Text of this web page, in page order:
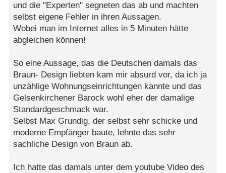
und die "Experten" segneten das ab und machten
selbst eigene Fehler in ihren Aussagen.
Wobei man im Internet alles in 5 Minuten hätte
abgleichen können!
So eine Aussage, das die Deutschen damals das
Braun- Design liebten kam mir absurd vor, da ich ja
unzählige Wohnungseinrichtungen kannte und das
Gelsenkirchener Barock wohl eher der damalige
Standardgeschmack war.
Selbst Max Grundig, der selbst sehr schicke und
moderne Empfänger baute, lehnte das sehr
sachliche Design von Braun ab.
Ich hatte das damals unter dem youtube Video des